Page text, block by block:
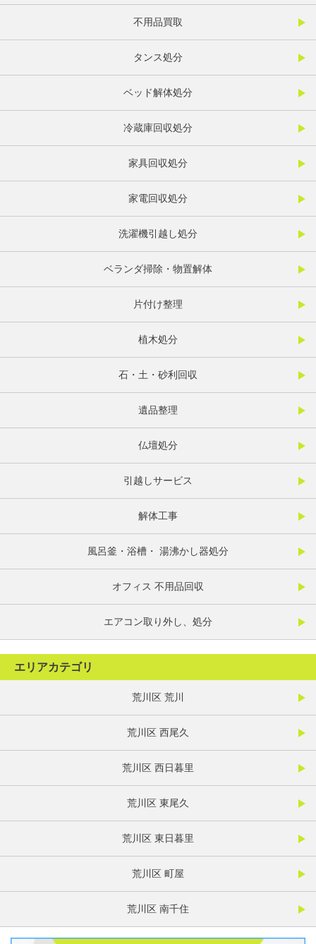
不用品買取
タンス処分
ベッド解体処分
冷蔵庫回収処分
家具回収処分
家電回収処分
洗濯機引越し処分
ベランダ掃除・物置解体
片付け整理
植木処分
石・土・砂利回収
遺品整理
仏壇処分
引越しサービス
解体工事
風呂釜・浴槽・ 湯沸かし器処分
オフィス 不用品回収
エアコン取り外し、処分
エリアカテゴリ
荒川区 荒川
荒川区 西尾久
荒川区 西日暮里
荒川区 東尾久
荒川区 東日暮里
荒川区 町屋
荒川区 南千住